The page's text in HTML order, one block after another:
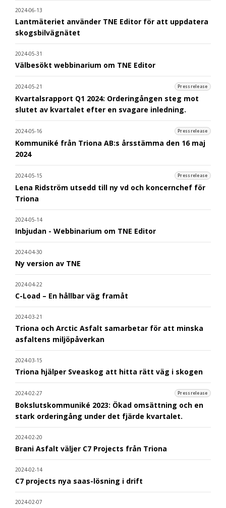
2024-06-13
Lantmäteriet använder TNE Editor för att uppdatera
skogsbilvägnätet
2024-05-31
Välbesökt webbinarium om TNE Editor
2024-05-21 Pressrelease
Kvartalsrapport Q1 2024: Orderingången steg mot
slutet av kvartalet efter en svagare inledning.
2024-05-16 Pressrelease
Kommuniké från Triona AB:s årsstämma den 16 maj
2024
2024-05-15 Pressrelease
Lena Ridström utsedd till ny vd och koncernchef för
Triona
2024-05-14
Inbjudan - Webbinarium om TNE Editor
2024-04-30
Ny version av TNE
2024-04-22
C-Load – En hållbar väg framåt
2024-03-21
Triona och Arctic Asfalt samarbetar för att minska
asfaltens miljöpåverkan
2024-03-15
Triona hjälper Sveaskog att hitta rätt väg i skogen
2024-02-27 Pressrelease
Bokslutskommuniké 2023: Ökad omsättning och en
stark orderingång under det fjärde kvartalet.
2024-02-20
Brani Asfalt väljer C7 Projects från Triona
2024-02-14
C7 projects nya saas-lösning i drift
2024-02-07